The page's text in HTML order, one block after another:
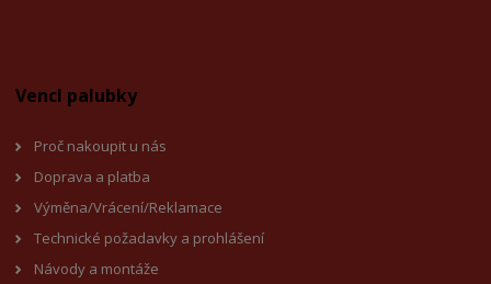
Vencl palubky
Proč nakoupit u nás
Doprava a platba
Výměna/Vrácení/Reklamace
Technické požadavky a prohlášení
Návody a montáže